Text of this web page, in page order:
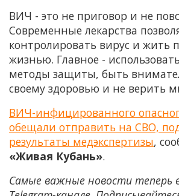
ВИЧ - это не приговор и не
Современные лекарства
контролировать вирус и жить
жизнью. Главное -
методы защиты, быть
своему здоровью и не верить
ВИЧ-инфицированного
обещали отправить на СВО,
результаты медэкспертизы,
«Живая Кубань».
Самые важные новости теперь